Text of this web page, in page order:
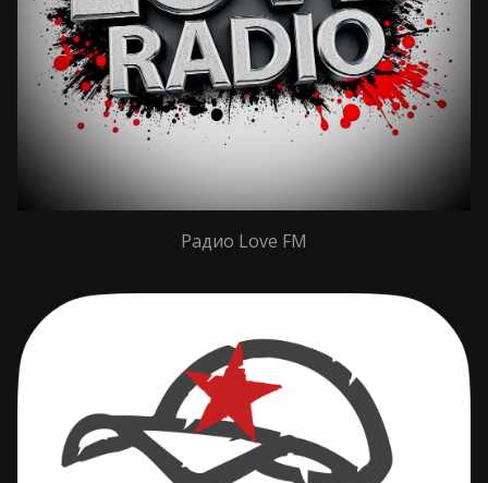
Радио Love FM